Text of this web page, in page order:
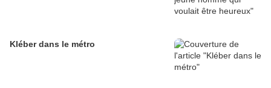
Kléber dans le métro